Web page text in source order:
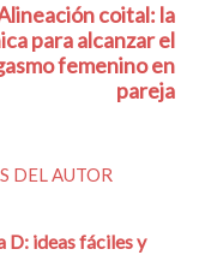
coital: la
para alcanzar el
femenino en
pareja
DEL AUTOR
D: ideas fáciles y